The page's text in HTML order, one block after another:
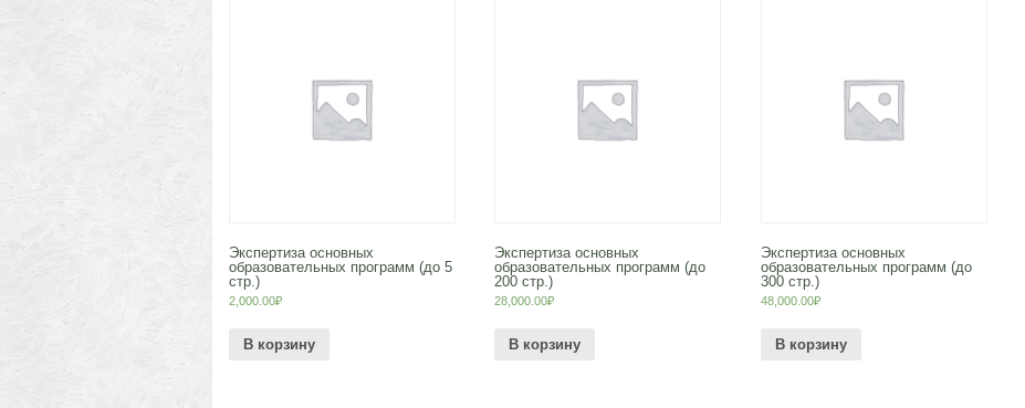
Экспертиза основных
образовательных программ (до 5
стр.)
2,000.00₽
В корзину
Экспертиза основных
образовательных программ (до
200 стр.)
28,000.00₽
В корзину
Экспертиза основных
образовательных программ (до
300 стр.)
48,000.00₽
В корзину